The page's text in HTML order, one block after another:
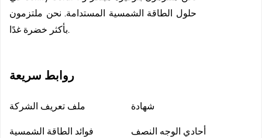
حلول الطاقة الشمسية المستدامة. نحن ملتزمون
بأكثر خضرة غدًا.
روابط سريعة
ملف تعريف الشركة شهادة
فوائد الطاقة الشمسية أحادي الوجه النصف